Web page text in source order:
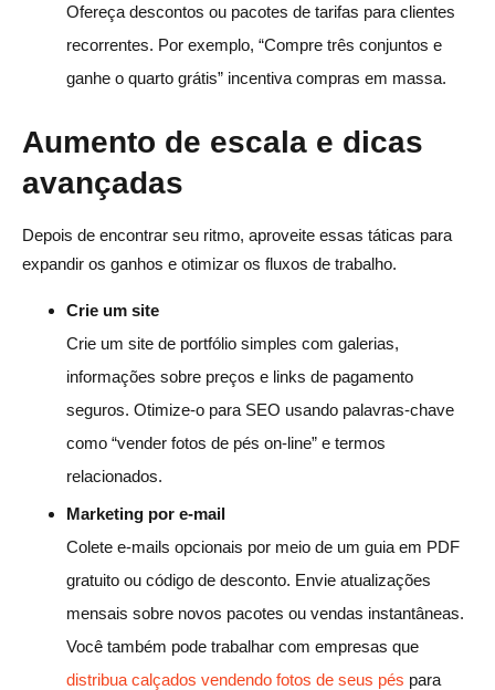
Ofereça descontos ou pacotes de tarifas para clientes
recorrentes. Por exemplo, “Compre três conjuntos e
ganhe o quarto grátis” incentiva compras em massa.
Aumento de escala e dicas
avançadas
Depois de encontrar seu ritmo, aproveite essas táticas para
expandir os ganhos e otimizar os fluxos de trabalho.
Crie um site
Crie um site de portfólio simples com galerias,
informações sobre preços e links de pagamento
seguros. Otimize-o para SEO usando palavras-chave
como “vender fotos de pés on-line” e termos
relacionados.
Marketing por e-mail
Colete e-mails opcionais por meio de um guia em PDF
gratuito ou código de desconto. Envie atualizações
mensais sobre novos pacotes ou vendas instantâneas.
Você também pode trabalhar com empresas que
distribua calçados vendendo fotos de seus pés para